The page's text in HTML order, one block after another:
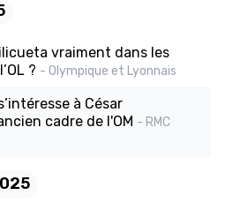
vraiment dans les
? - Olympique et Lyonnais
à César
cadre de l'OM - RMC